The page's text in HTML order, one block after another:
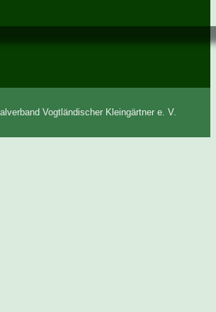
Vogtländischer Kleingärtner e. V.